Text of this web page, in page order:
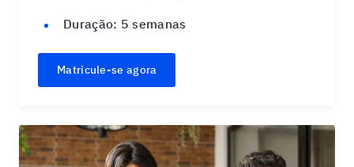
Duração: 5 semanas
Matricule-se agora